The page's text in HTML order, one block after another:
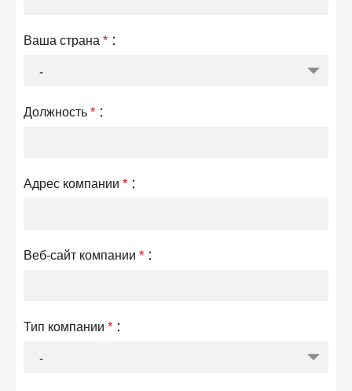
Ваша страна * ：
Должность * ：
Адрес компании * ：
Веб-сайт компании * ：
Тип компании * ：